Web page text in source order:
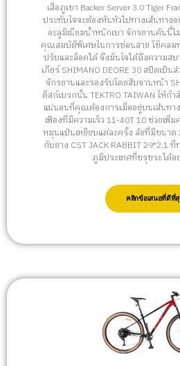
เสือภูเขา Backer Server 3.0 Tiger
ประทับใจจะต้องหันหัวไปทางเส้นทาง
อะลูมิเนียมน้ำหนักเบา จักรยานคันนี้
คุณสมบัติพิเศษในการซ่อนสาย โช๊คลม
ปรับและล็อคได้ จึงมั่นใจได้ถึงความส
เกียร์ SHIMANO DEORE 30 สปีดเป็
จักรยานและรองรับโดยสับจานหน้า
ดิสก์เบรกนั้น TEKTRO TAIWAN ให้
แน่นอนที่คุณต้องการเมื่ออยู่บนเส้นทา
เฟืองที่มีความเร็ว 11-40T 10 ช่วยเพิ่
หมุนแป้นเหยียบแต่ละครั้ง ล้อที่มีขนาด
กับยาง CST JACK RABBIT 29*2.1
ภูมิประเทศที่ขรุขระได้อ
คลิกข้อเสนอที่ดีที่